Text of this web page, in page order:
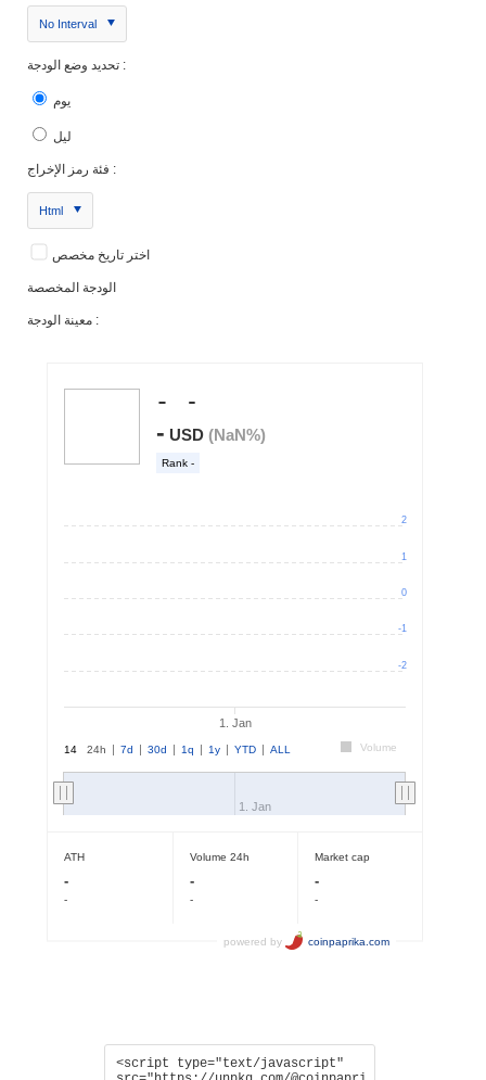
No Interval
تحديد وضع الودجة :
يوم
ليل
فئة رمز الإخراج :
Html
اختر تاريخ مخصص
الودجة المخصصة
معينة الودجة :